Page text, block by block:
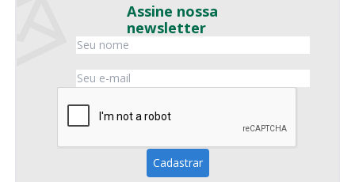
Assine nossa
newsletter